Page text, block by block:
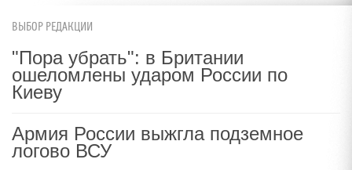
ВЫБОР РЕДАКЦИИ
"Пора убрать": в Британии
ошеломлены ударом России по
Киеву
Армия России выжгла подземное
логово ВСУ